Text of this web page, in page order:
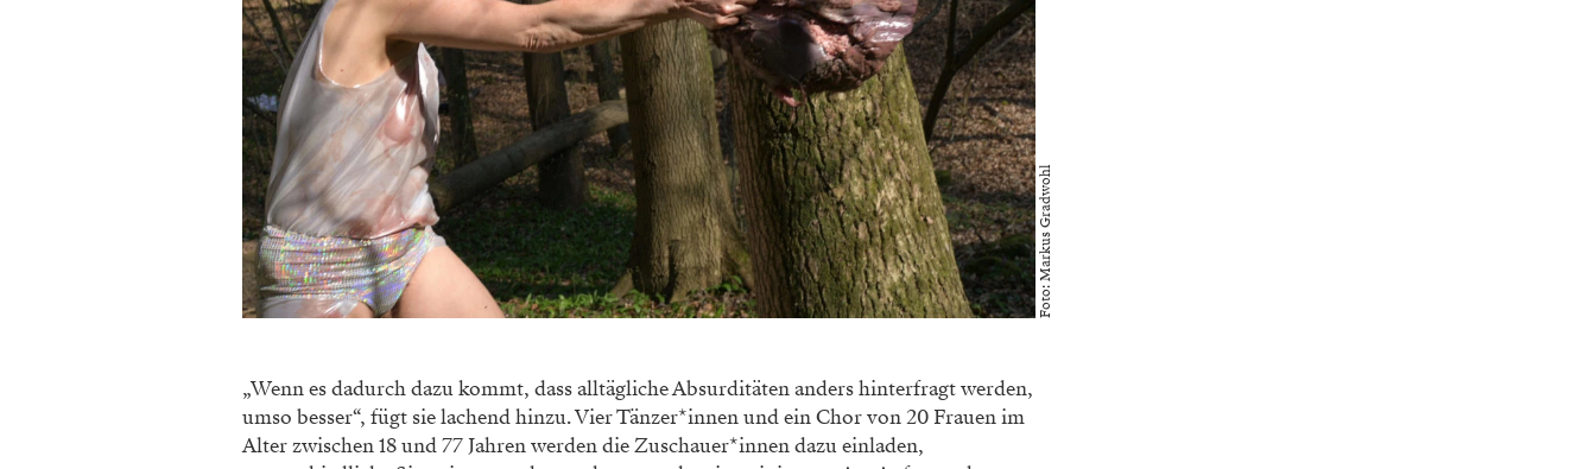
Foto: Markus Gradwohl
„Wenn es dadurch dazu kommt, dass alltägliche Absurditäten anders hinterfragt werden,
umso besser“, fügt sie lachend hinzu. Vier Tänzer*innen und ein Chor von 20 Frauen im
Alter zwischen 18 und 77 Jahren werden die Zuschauer*innen dazu einladen,